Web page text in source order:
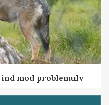
mod problemulv